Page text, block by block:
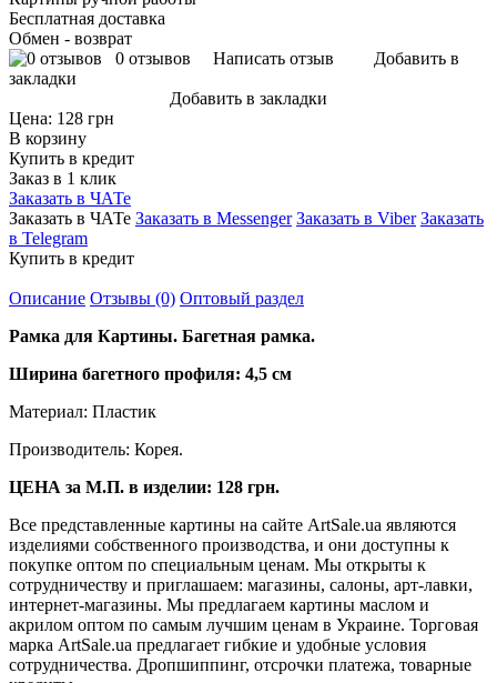
Бесплатная доставка
Обмен - возврат
0 отзывов
Написать отзыв
Добавить в
закладки
Добавить в закладки
Цена: 128 грн
В корзину
Купить в кредит
Заказ в 1 клик
Заказать в ЧАТе
Заказать в ЧАТе Заказать в Messenger Заказать в Viber Заказать
в Telegram
Купить в кредит
Описание Отзывы (0) Оптовый раздел
Рамка для Картины. Багетная рамка.
Ширина багетного профиля: 4,5 см
Материал: Пластик
Производитель: Корея.
ЦЕНА за М.П. в изделии: 128 грн.
Все представленные картины на сайте ArtSale.ua являются
изделиями собственного производства, и они доступны к
покупке оптом по специальным ценам. Мы открыты к
сотрудничеству и приглашаем: магазины, салоны, арт-лавки,
интернет-магазины. Мы предлагаем картины маслом и
акрилом оптом по самым лучшим ценам в Украине. Торговая
марка ArtSale.ua предлагает гибкие и удобные условия
сотрудничества. Дропшиппинг, отсрочки платежа, товарные